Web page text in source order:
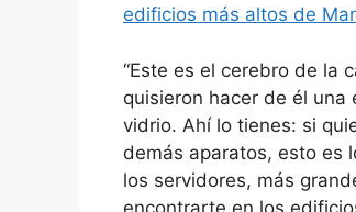
edificios más altos de
“Este es el cerebro de la
quisieron hacer de él
vidrio. Ahí lo tienes: si
demás aparatos, esto es
los servidores, más
encontrarte en los